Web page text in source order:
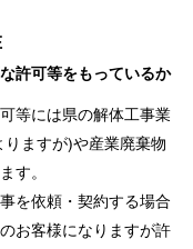
等には県の解体工事業
ますが)や産業廃棄物
す。
を依頼・契約する場合
お客様になりますが許
許可等をもっているか